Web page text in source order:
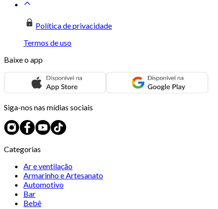
Política de privacidade
Termos de uso
Baixe o app
Siga-nos nas mídias sociais
Categorias
Ar e ventilação
Armarinho e Artesanato
Automotivo
Bar
Bebê